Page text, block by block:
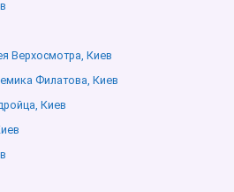
Верхосмотра, Киев
Филатова, Киев
Киев